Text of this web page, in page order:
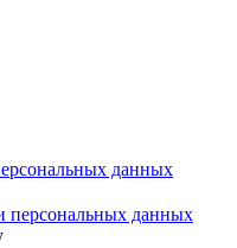
данных
персональных данных